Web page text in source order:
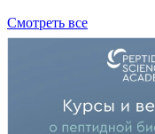
Смотреть все